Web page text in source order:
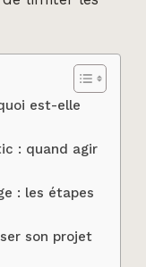
est-elle
: quand agir
: les étapes
son projet